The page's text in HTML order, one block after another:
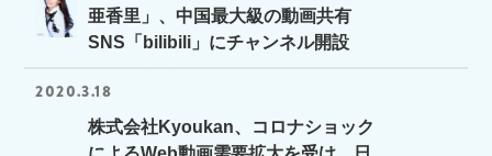
亜香里」、中国最大級の動画共有
SNS「bilibili」にチャンネル開設
2020.3.18
株式会社Kyoukan、コロナショック